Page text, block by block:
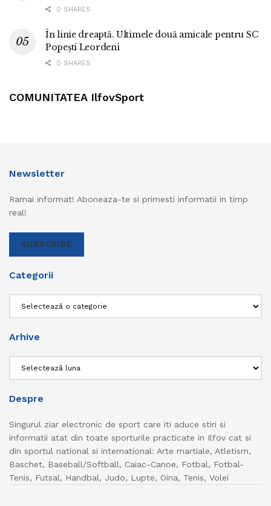
0 SHARES
În linie dreaptă. Ultimele două amicale pentru SC
Popești Leordeni
0 SHARES
COMUNITATEA IlfovSport
Newsletter
Ramai informat! Aboneaza-te si primesti informatii in timp
real!
SUBSCRIBE
Categorii
Arhive
Despre
Singurul ziar electronic de sport care iti aduce stiri si
informatii atat din toate sporturile practicate in Ilfov cat si
din sportul national si international: Arte martiale, Atletism,
Baschet, Baseball/Softball, Caiac-Canoe, Fotbal, Fotbal-
Tenis, Futsal, Handbal, Judo, Lupte, Oina, Tenis, Volei